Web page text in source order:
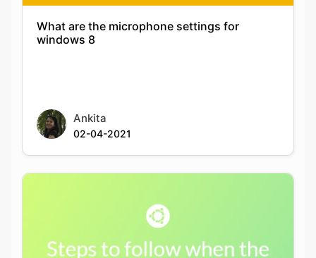
What are the microphone settings for
windows 8
Ankita
02-04-2021